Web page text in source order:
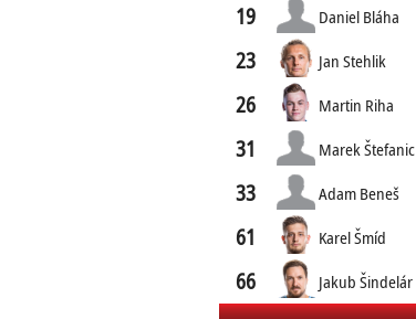
19 Daniel Bláha
23 Jan Stehlik
26 Martin Riha
31 Marek Štefanic
33 Adam Beneš
61 Karel Šmíd
66 Jakub Šindelár